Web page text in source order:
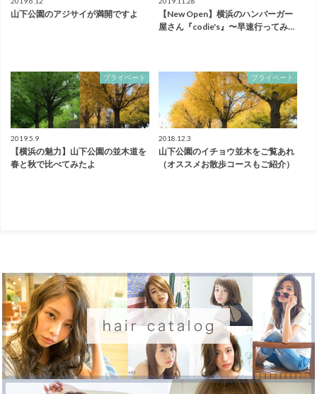
山下公園のアジサイが満開ですよ
【New Open】横浜のハンバーガー
屋さん『codie's』〜早速行ってみ…
プライベート
2019.5.9
【横浜の魅力】山下公園の並木道を
春と秋で比べてみたよ
プライベート
2018.12.3
山下公園のイチョウ並木をご覧あれ
（オススメお散歩コースもご紹介）